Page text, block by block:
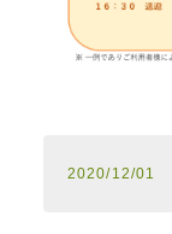
2020/12/01